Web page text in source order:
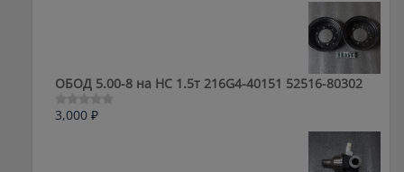
ОБОД 5.00-8 на HC 1.5т 216G4-40151 52516-80302
Оценка
3,000 ₽